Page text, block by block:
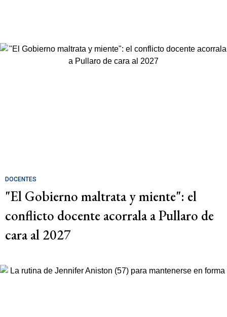
DOCENTES
"El Gobierno maltrata y miente": el
conflicto docente acorrala a Pullaro de
cara al 2027